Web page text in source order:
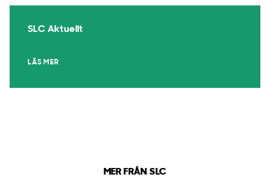
SLC Aktuellt
LÄS MER
MER FRÅN SLC